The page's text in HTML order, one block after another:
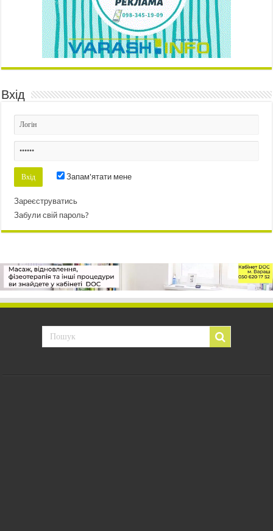
Вхід
Запам'ятати мене
Зареєструватись
Забули свій пароль?